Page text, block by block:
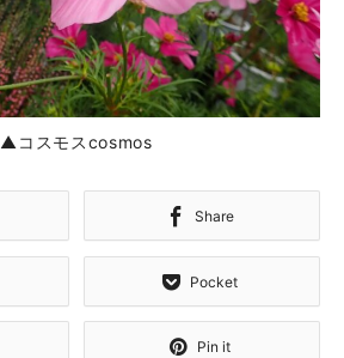
▲コスモスcosmos
Share
Pocket
Pin it